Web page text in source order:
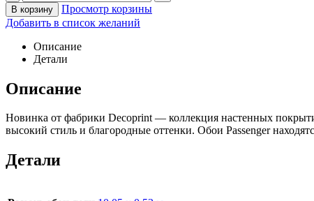
В корзину
Просмотр корзины
Добавить в список желаний
Описание
Детали
Описание
Новинка от фабрики Decoprint — коллекция настенных
высокий стиль и благородные оттенки. Обои Passenger
Детали